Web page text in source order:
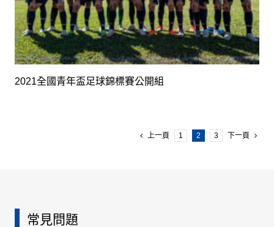
2021全國青年盃足球錦標賽公開組
上一頁 1 2 3 下一頁
常見問題